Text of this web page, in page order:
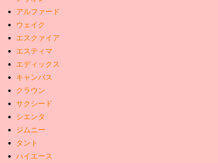
アルファード
ウェイク
エスクァイア
エスティマ
エディックス
キャンバス
クラウン
サクシード
シエンタ
ジムニー
タント
ハイエース